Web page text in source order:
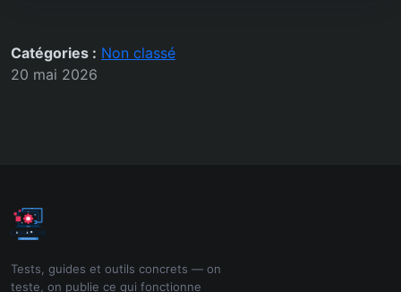
Catégories : Non classé
20 mai 2026
Tests, guides et outils concrets — on
teste, on publie ce qui fonctionne